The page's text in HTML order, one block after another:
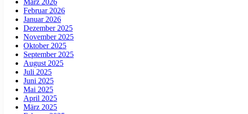
Februar 2026
Januar 2026
Dezember 2025
November 2025
Oktober 2025
September 2025
August 2025
Juli 2025
Juni 2025
Mai 2025
April 2025
März 2025